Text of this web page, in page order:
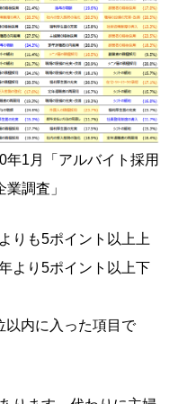
年1月「アルバイト採用
調査」
りも5ポイント以上上
より5ポイント以上下
以内に入った項目で